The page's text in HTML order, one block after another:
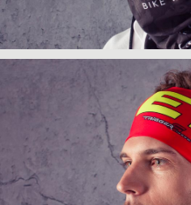
info
info
info